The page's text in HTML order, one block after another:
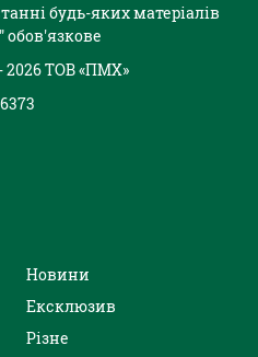
будь-яких матеріалів
2026 ТОВ «ПМХ»
Новини
Ексклюзив
Різне